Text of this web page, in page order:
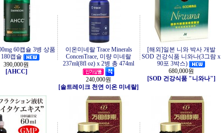
60캡슐 3병 상품
180캡슐
390,000원
[AHCC]
이온미네랄 Trace Minerals
ConcenTrace, 미량 미네랄
237ml(8fl oz) x 2병 총 474ml
240,000원
[솔트레이크 천연 이온 미네랄]
[해외]일본 니와 박사 개발
SOD 건강식품 니와나(3그람 x
90포 3박스)
680,000원
[SOD 건강식품 "니와나"]